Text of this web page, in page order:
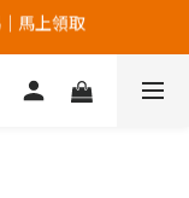
運 "
運 "